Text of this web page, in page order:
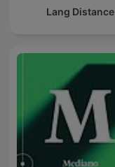
Lang Distance